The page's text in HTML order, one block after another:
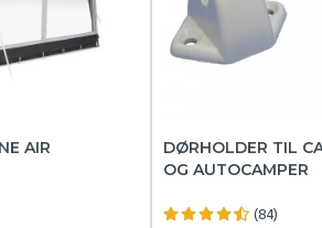
AIR
DØRHOLDER TIL
OG AUTOCAMPER
(84)